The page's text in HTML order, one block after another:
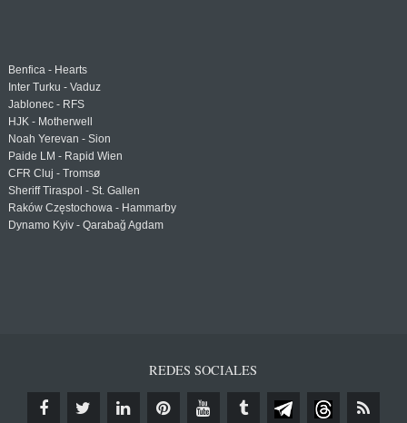
Benfica - Hearts
Inter Turku - Vaduz
Jablonec - RFS
HJK - Motherwell
Noah Yerevan - Sion
Paide LM - Rapid Wien
CFR Cluj - Tromsø
Sheriff Tiraspol - St. Gallen
Raków Częstochowa - Hammarby
Dynamo Kyiv - Qarabağ Agdam
REDES SOCIALES